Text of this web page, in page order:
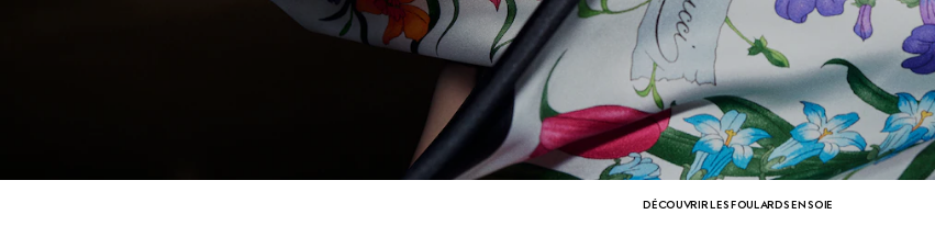
DÉCOUVRIR LES FOULARDS EN SOIE